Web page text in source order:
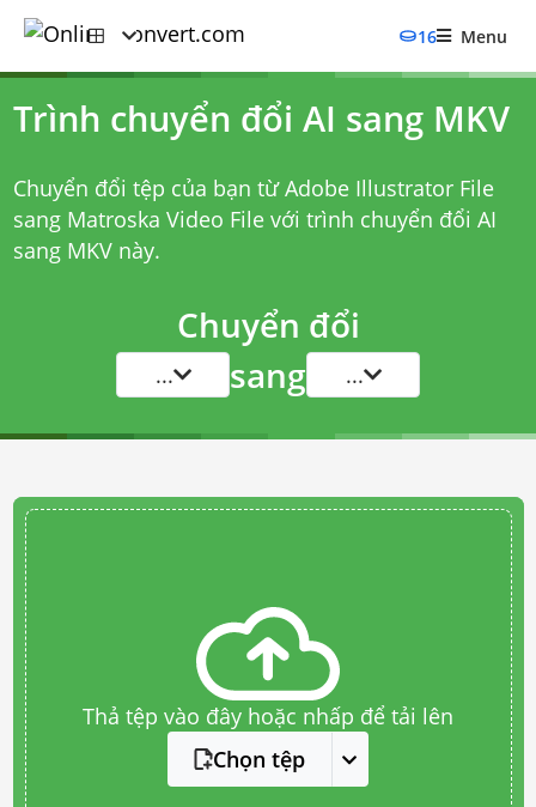
16 Menu
Trình chuyển đổi AI sang MKV
Chuyển đổi tệp của bạn từ Adobe Illustrator File
sang Matroska Video File với trình chuyển đổi AI
sang MKVnày.
Chuyển đổi
... sang ...
Thả tệp vào đây hoặc nhấp để tải lên
Chọn tệp